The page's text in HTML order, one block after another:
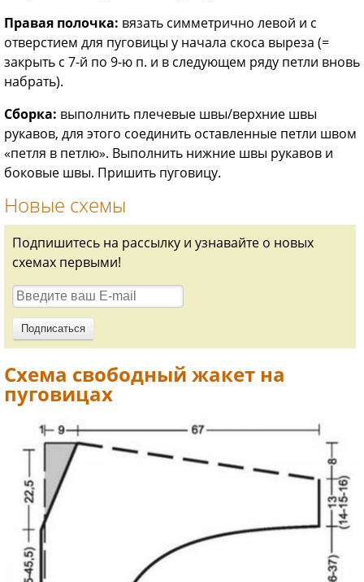
Правая полочка: вязать симметрично левой и с
отверстием для пуговицы у начала скоса выреза (=
закрыть с 7-й по 9-ю п. и в следующем ряду петли вновь
набрать).
Сборка: выполнить плечевые швы/верхние швы
рукавов, для этого соединить оставленные петли швом
«петля в петлю». Выполнить нижние швы рукавов и
боковые швы. Пришить пуговицу.
Новые схемы
Подпишитесь на рассылку и узнавайте о новых
схемах первыми!
Схема свободный жакет на
пуговицах